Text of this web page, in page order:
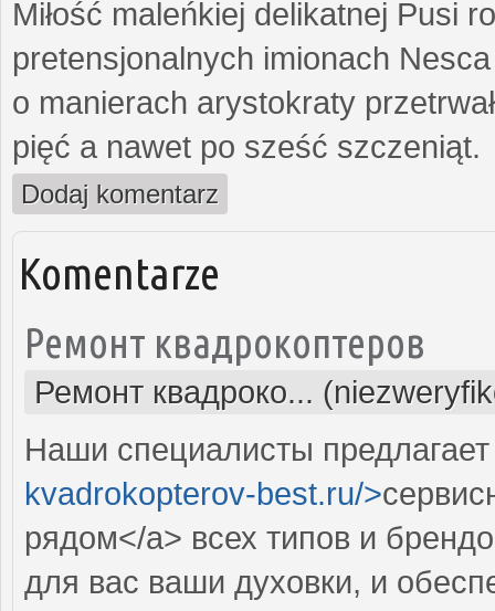
Miłość maleńkiej delikatnej Pusi
pretensjonalnych imionach
o manierach arystokraty
pięć a nawet po sześć szczeniąt.
Dodaj komentarz
Komentarze
Ремонт квадрокоптеров
Ремонт квадроко...
Наши специалисты
kvadrokopterov-best.ru/>
рядом</a> всех типов и
для вас ваши духовки, и